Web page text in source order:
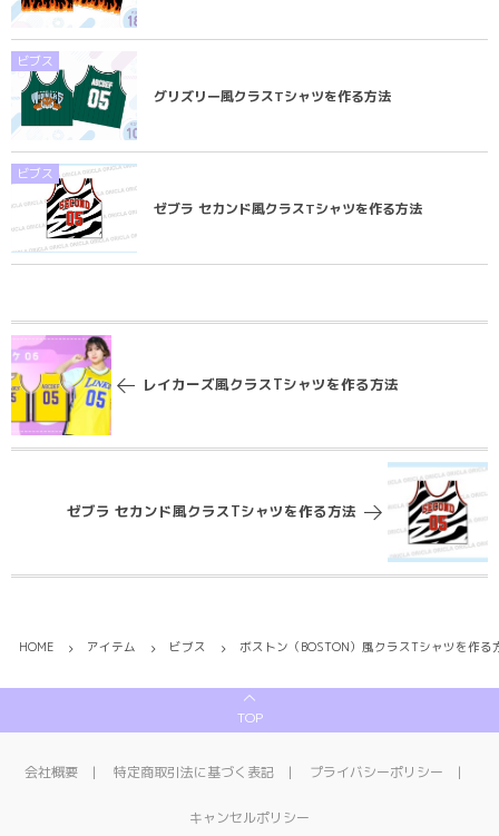
ビブス
グリズリー風クラスTシャツを作る方法
ビブス
ゼブラ セカンド風クラスTシャツを作る方法
レイカーズ風クラスTシャツを作る方法
ゼブラ セカンド風クラスTシャツを作る方法
HOME アイテム ビブス ボストン（BOSTON）風クラスTシャツを作る
TOP
会社概要 特定商取引法に基づく表記 プライバシーポリシー
キャンセルポリシー